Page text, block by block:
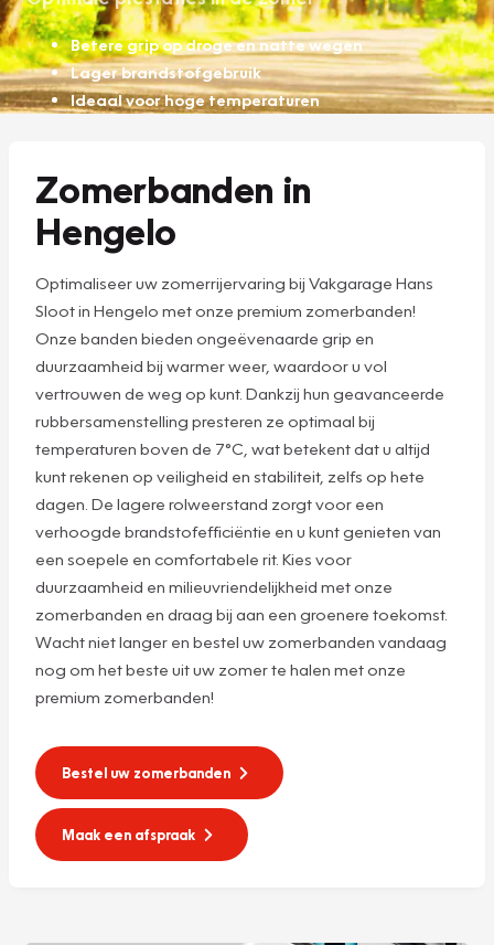
Betere grip op droge en natte wegen
Lager brandstofgebruik
Ideaal voor hoge temperaturen
Zomerbanden in
Hengelo
Optimaliseer uw zomerrijervaring bij Vakgarage Hans
Sloot in Hengelo met onze premium zomerbanden!
Onze banden bieden ongeëvenaarde grip en
duurzaamheid bij warmer weer, waardoor u vol
vertrouwen de weg op kunt. Dankzij hun geavanceerde
rubbersamenstelling presteren ze optimaal bij
temperaturen boven de 7°C, wat betekent dat u altijd
kunt rekenen op veiligheid en stabiliteit, zelfs op hete
dagen. De lagere rolweerstand zorgt voor een
verhoogde brandstofefficiëntie en u kunt genieten van
een soepele en comfortabele rit. Kies voor
duurzaamheid en milieuvriendelijkheid met onze
zomerbanden en draag bij aan een groenere toekomst.
Wacht niet langer en bestel uw zomerbanden vandaag
nog om het beste uit uw zomer te halen met onze
premium zomerbanden!
Bestel uw zomerbanden
Maak een afspraak